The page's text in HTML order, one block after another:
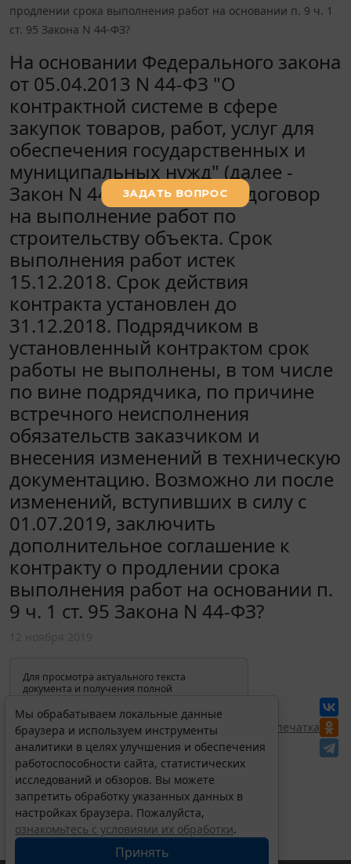
продлении срока выполнения работ на основании п. 9 ч. 1
ст. 95 Закона N 44-ФЗ?
На основании Федерального закона
от 05.04.2013 N 44-ФЗ "О
контрактной системе в сфере
закупок товаров, работ, услуг для
обеспечения государственных и
муниципальных нужд" (далее -
Закон N 44-ФЗ) заключен договор
на выполнение работ по
строительству объекта. Срок
выполнения работ истек
15.12.2018. Срок действия
контракта установлен до
31.12.2018. Подрядчиком в
установленный контрактом срок
работы не выполнены, в том числе
по вине подрядчика, по причине
встречного неисполнения
обязательств заказчиком и
внесения изменений в техническую
документацию. Возможно ли после
изменений, вступивших в силу с
01.07.2019, заключить
дополнительное соглашение к
контракту о продлении срока
выполнения работ на основании п.
9 ч. 1 ст. 95 Закона N 44-ФЗ?
Для просмотра актуального текста
документа и получения полной
изменениях и порядке применения
документа, воспользуйтесь поиском в
Интернет-версии системы ГАРАНТ:
Перепечатка
Мы обрабатываем локальные данные
браузера и используем инструменты
аналитики в целях улучшения и обеспечения
работоспособности сайта, статистических
исследований и обзоров. Вы можете
запретить обработку указанных данных в
настройках браузера. Пожалуйста,
ознакомьтесь с условиями их обработки.
Принять